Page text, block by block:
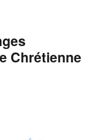
Chrétienne